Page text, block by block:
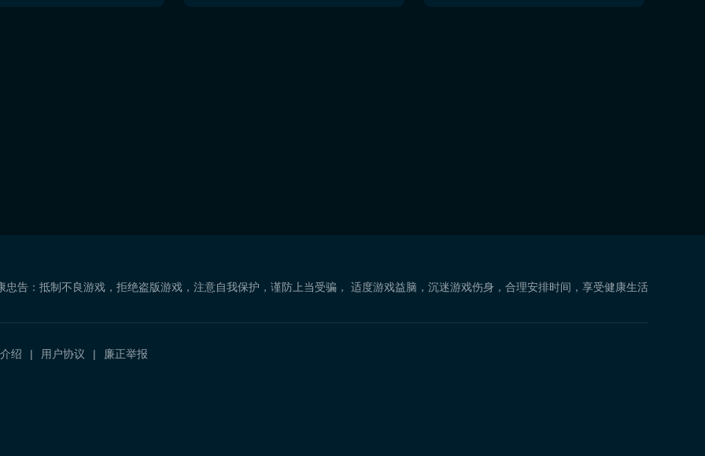
忠告：抵制不良游戏，拒绝盗版游戏，注意自我保护，谨防上当受骗， 适度游戏益脑，沉迷游戏伤身，合理安排时间，享受健康生活
绍 用户协议 廉正举报